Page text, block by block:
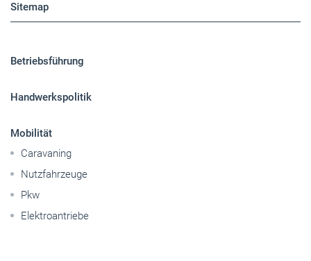
Sitemap
Betriebsführung
Handwerkspolitik
Mobilität
Caravaning
Nutzfahrzeuge
Pkw
Elektroantriebe